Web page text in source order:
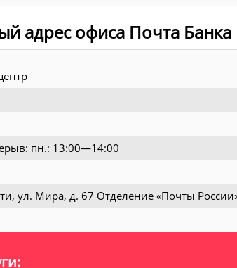
адрес офиса Почта Банка
пн.: 13:00—14:00
ул. Мира, д. 67 Отделение «Почты